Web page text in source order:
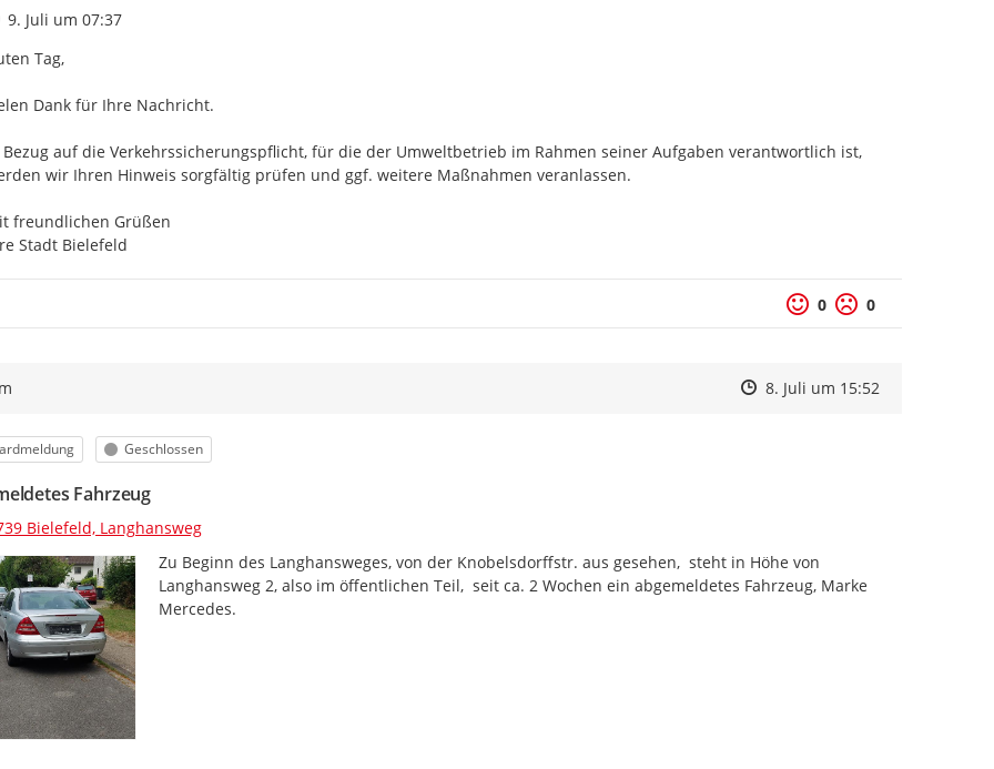
Zeitpunkt des Erstellens
9. Juli um 07:37
Tag,
Dank für Ihre Nachricht.
Bezug auf die Verkehrssicherungspflicht, für die der Umweltbetrieb im Rahmen seiner Aufgaben verantwortlich ist,
wir Ihren Hinweis sorgfältig prüfen und ggf. weitere Maßnahmen veranlassen.
freundlichen Grüßen
Stadt Bielefeld
0 0
Zeitpunkt des Erstellens
Zeitpunkt des Erstellens
8. Juli um 15:52Zur Äußerung
Status
Geschlossen
Fahrzeug
Bielefeld, Langhansweg
Zu Beginn des Langhansweges, von der Knobelsdorffstr. aus gesehen,  steht in Höhe von
Langhansweg 2, also im öffentlichen Teil,  seit ca. 2 Wochen ein abgemeldetes Fahrzeug, Marke
Mercedes.